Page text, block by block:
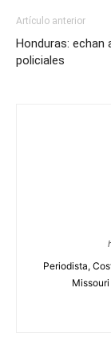
Artículo anterior
Honduras: echan
policiales
Periodista,